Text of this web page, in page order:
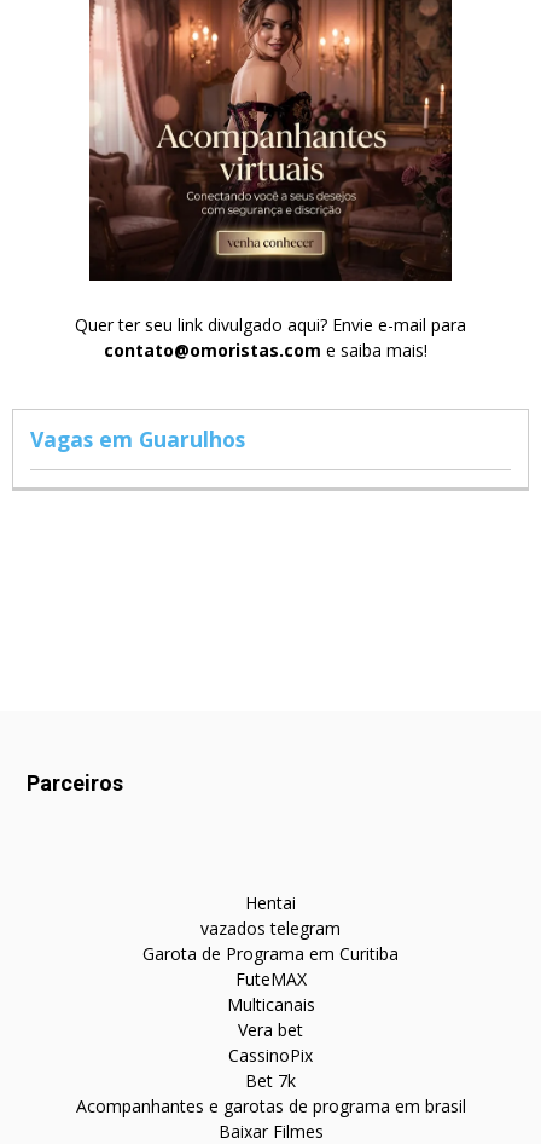
Quer ter seu link divulgado aqui? Envie e-mail para
contato@omoristas.com e saiba mais!
Vagas em Guarulhos
Parceiros
Hentai
vazados telegram
Garota de Programa em Curitiba
FuteMAX
Multicanais
Vera bet
CassinoPix
Bet 7k
Acompanhantes e garotas de programa em brasil
Baixar Filmes